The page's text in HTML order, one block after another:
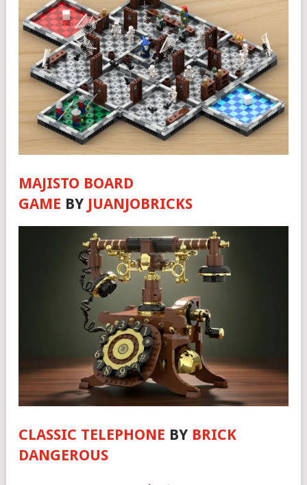
MAJISTO BOARD
GAME BY JUANJOBRICKS
CLASSIC TELEPHONE BY BRICK
DANGEROUS